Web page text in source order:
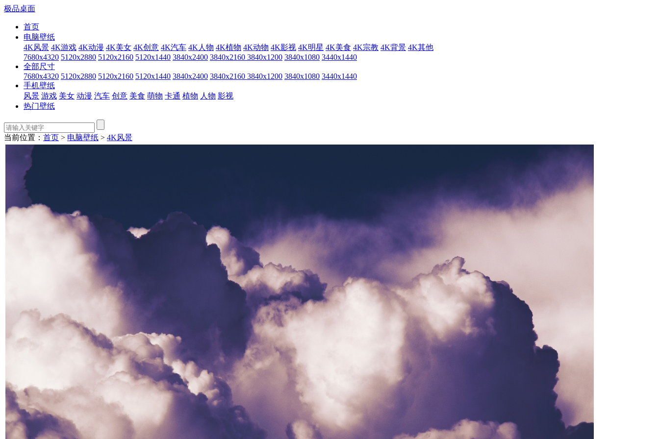
极品桌面
首页
电脑壁纸
4K风景 4K游戏 4K动漫 4K美女 4K创意 4K汽车 4K人物 4K植物 4K动物 4K影视 4K明星 4K美食 4K宗教 4K背景 4K其他
7680x4320 5120x2880 5120x2160 5120x1440 3840x2400 3840x2160 3840x1200 3840x1080 3440x1440
全部尺寸
7680x4320 5120x2880 5120x2160 5120x1440 3840x2400 3840x2160 3840x1200 3840x1080 3440x1440
手机壁纸
风景 游戏 美女 动漫 汽车 创意 美食 萌物 卡通 植物 人物 影视
热门壁纸
当前位置： 首页 > 电脑壁纸 > 4K风景